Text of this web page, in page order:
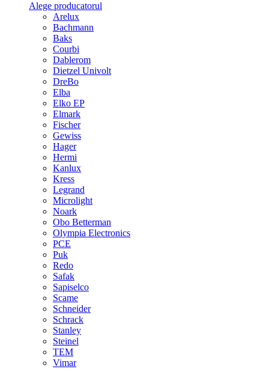
Alege producatorul
Arelux
Bachmann
Baks
Courbi
Dablerom
Dietzel Univolt
DreBo
Elba
Elko EP
Elmark
Fischer
Gewiss
Hager
Hermi
Kanlux
Kress
Legrand
Microlight
Noark
Obo Betterman
Olympia Electronics
PCE
Puk
Redo
Safak
Sapiselco
Scame
Schneider
Schrack
Stanley
Steinel
TEM
Vimar